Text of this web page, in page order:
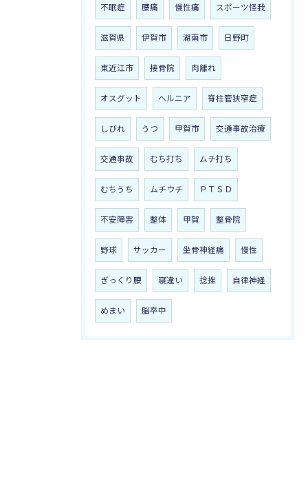
不眠症 腰痛 慢性痛 スポーツ怪我
滋賀県 伊賀市 湖南市 日野町
東近江市 接骨院 肉離れ
オスグット ヘルニア 脊柱管狭窄症
しびれ うつ 甲賀市 交通事故治療
交通事故 むち打ち ムチ打ち
むちうち ムチウチ ＰＴＳＤ
不安障害 整体 甲賀 整骨院
野球 サッカー 坐骨神経痛 慢性
ぎっくり腰 寝違い 捻挫 自律神経
めまい 脳卒中